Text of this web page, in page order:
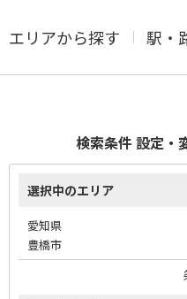
エリアから探す 駅・
検索条件 設定・
選択中のエリア
愛知県
豊橋市